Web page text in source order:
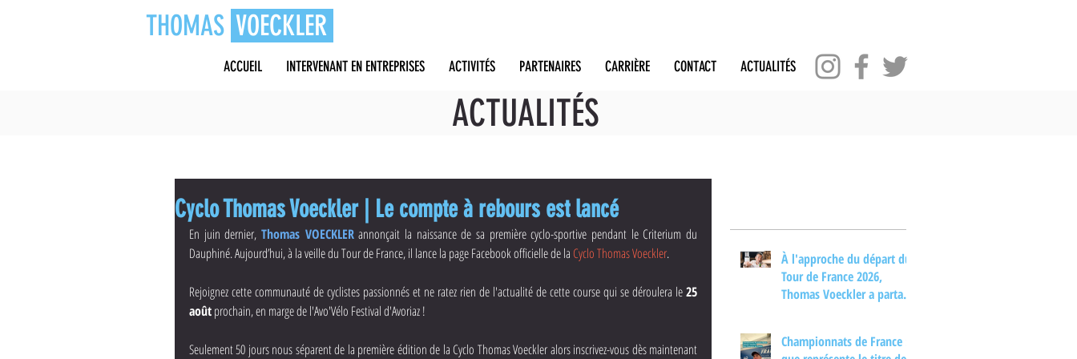
THOMAS VOECKLER
ACCUEIL INTERVENANT EN ENTREPRISES ACTIVITÉS PARTENAIRES CARRIÈRE CONTACT ACTUALITÉS
ACTUALITÉS
Cyclo Thomas Voeckler | Le compte à rebours est lancé
En juin dernier, Thomas VOECKLER annonçait la naissance de sa première cyclo-sportive pendant le Criterium du
Dauphiné. Aujourd’hui, à la veille du Tour de France, il lance la page Facebook officielle de la Cyclo Thomas Voeckler.
Rejoignez cette communauté de cyclistes passionnés et ne ratez rien de l'actualité de cette course qui se déroulera le 25
août prochain, en marge de l'Avo'Vélo Festival d'Avoriaz !
Seulement 50 jours nous séparent de la première édition de la Cyclo Thomas Voeckler alors inscrivez-vous dès maintenant
À l'approche du départ du
Tour de France 2026,
Thomas Voeckler a partagé
nouvelle édition dans une
Championnats de France :